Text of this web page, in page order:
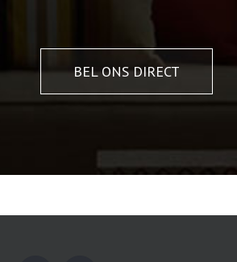
BEL ONS DIRECT